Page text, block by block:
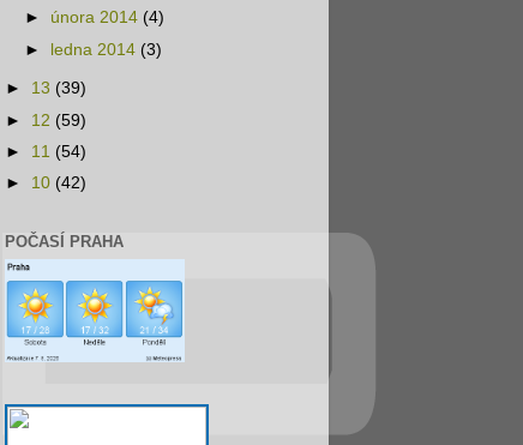
► února 2014 (4)
► ledna 2014 (3)
► 13 (39)
► 12 (59)
► 11 (54)
► 10 (42)
POČASÍ PRAHA